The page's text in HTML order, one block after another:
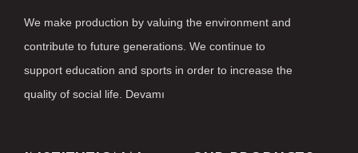
We make production by valuing the environment and
contribute to future generations. We continue to
support education and sports in order to increase the
quality of social life. Devamı